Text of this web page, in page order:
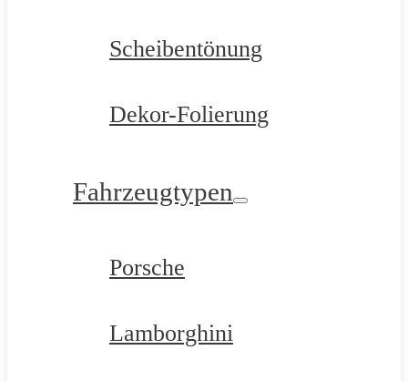
Scheibentönung
Dekor-Folierung
Fahrzeugtypen
Porsche
Lamborghini